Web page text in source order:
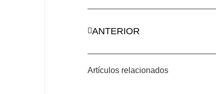
ANTERIOR
Artículos relacionados